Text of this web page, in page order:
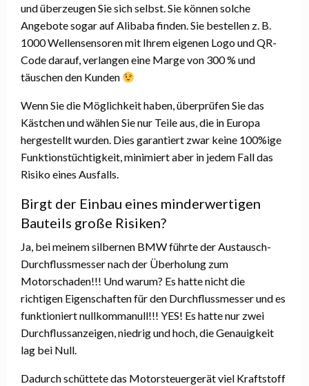
und überzeugen Sie sich selbst. Sie können solche
Angebote sogar auf Alibaba finden. Sie bestellen z. B.
1000 Wellensensoren mit Ihrem eigenen Logo und QR-
Code darauf, verlangen eine Marge von 300 % und
täuschen den Kunden
Wenn Sie die Möglichkeit haben, überprüfen Sie das
Kästchen und wählen Sie nur Teile aus, die in Europa
hergestellt wurden. Dies garantiert zwar keine 100%ige
Funktionstüchtigkeit, minimiert aber in jedem Fall das
Risiko eines Ausfalls.
Birgt der Einbau eines minderwertigen
Bauteils große Risiken?
Ja, bei meinem silbernen BMW führte der Austausch-
Durchflussmesser nach der Überholung zum
Motorschaden!!! Und warum? Es hatte nicht die
richtigen Eigenschaften für den Durchflussmesser und es
funktioniert nullkommanull!!! YES! Es hatte nur zwei
Durchflussanzeigen, niedrig und hoch, die Genauigkeit
lag bei Null.
Dadurch schüttete das Motorsteuergerät viel Kraftstoff